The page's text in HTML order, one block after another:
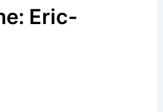
Eric-